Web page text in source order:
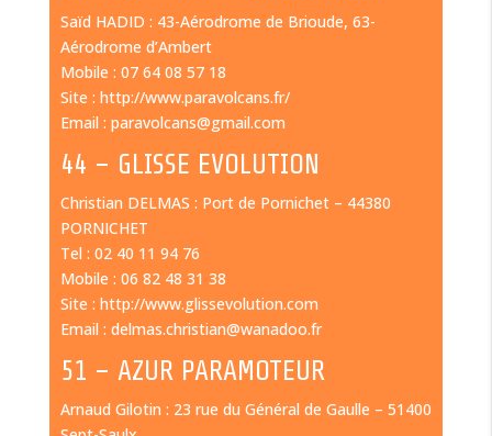
Saïd HADID : 43-Aérodrome de Brioude, 63-
Aérodrome d’Ambert
Mobile : 07 64 08 57 18
Site : http://www.paravolcans.fr/
Email : paravolcans@gmail.com
44 – GLISSE EVOLUTION
Christian DELMAS : Port de Pornichet – 44380
PORNICHET
Tel : 02 40 11 94 76
Mobile : 06 82 48 31 38
Site : http://www.glissevolution.com
Email : delmas.christian@wanadoo.fr
51 – AZUR PARAMOTEUR
Arnaud Gilotin : 23 rue du Général de Gaulle – 51400